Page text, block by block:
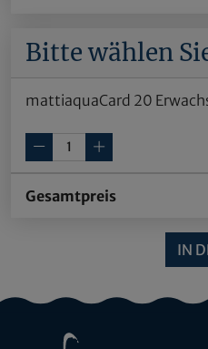
Bitte wählen
mattiaquaCard 20
Gesamtpreis
IN